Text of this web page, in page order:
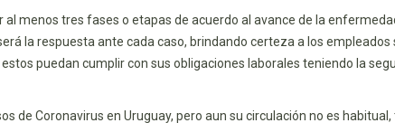
menos tres fases o etapas de acuerdo al avance de la
la respuesta ante cada caso, brindando certeza a los
puedan cumplir con sus obligaciones laborales teniendo la
Coronavirus en Uruguay, pero aun su circulación no es